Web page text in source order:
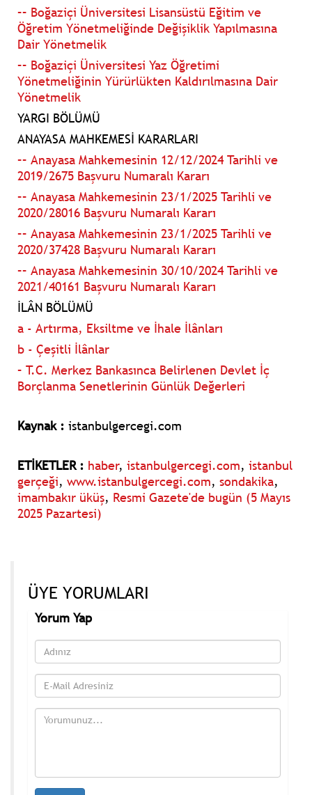
–– Boğaziçi Üniversitesi Lisansüstü Eğitim ve
Öğretim Yönetmeliğinde Değişiklik Yapılmasına
Dair Yönetmelik
–– Boğaziçi Üniversitesi Yaz Öğretimi
Yönetmeliğinin Yürürlükten Kaldırılmasına Dair
Yönetmelik
YARGI BÖLÜMÜ
ANAYASA MAHKEMESİ KARARLARI
–– Anayasa Mahkemesinin 12/12/2024 Tarihli ve
2019/2675 Başvuru Numaralı Kararı
–– Anayasa Mahkemesinin 23/1/2025 Tarihli ve
2020/28016 Başvuru Numaralı Kararı
–– Anayasa Mahkemesinin 23/1/2025 Tarihli ve
2020/37428 Başvuru Numaralı Kararı
–– Anayasa Mahkemesinin 30/10/2024 Tarihli ve
2021/40161 Başvuru Numaralı Kararı
İLÂN BÖLÜMÜ
a - Artırma, Eksiltme ve İhale İlânları
b - Çeşitli İlânlar
– T.C. Merkez Bankasınca Belirlenen Devlet İç
Borçlanma Senetlerinin Günlük Değerleri
Kaynak : istanbulgercegi.com
ETİKETLER : haber, istanbulgercegi.com, istanbul
gerçeği, www.istanbulgercegi.com, sondakika,
imambakır üküş, Resmi Gazete'de bugün (5 Mayıs
2025 Pazartesi)
ÜYE YORUMLARI
Yorum Yap